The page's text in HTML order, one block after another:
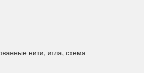
нити, игла, схема